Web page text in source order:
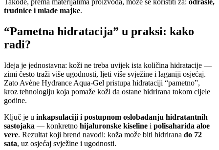
Takođe, prema materijalima proizvoda, može se koristiti za: odrasle,
trudnice i mlade majke.
“Pametna hidratacija” u praksi: kako
radi?
Ideja je jednostavna: koži ne treba uvijek ista količina hidratacije —
zimi često traži više ugodnosti, ljeti više svježine i laganiji osjećaj.
Zato Avène Hydrance Aqua-Gel pristupa hidrataciji “pametno”,
kroz tehnologiju koja pomaže koži da ostane hidrirana tokom cijele
godine.
Ključ je u inkapsulaciji i postupnom oslobađanju hidratantnih
sastojaka — konkretno hijaluronske kiseline i polisaharida aloe
vere. Rezultat koji brend navodi: koža može biti hidrirana do 72
sata, uz osjećaj svježine i ugodnosti.